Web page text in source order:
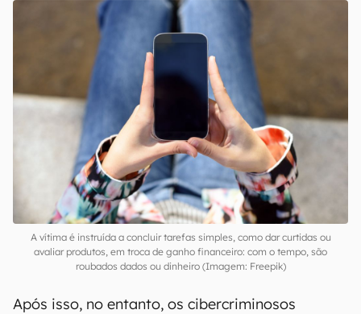
A vítima é instruída a concluir tarefas simples, como dar curtidas ou
avaliar produtos, em troca de ganho financeiro: com o tempo, são
roubados dados ou dinheiro (Imagem: Freepik)
Após isso, no entanto, os cibercriminosos